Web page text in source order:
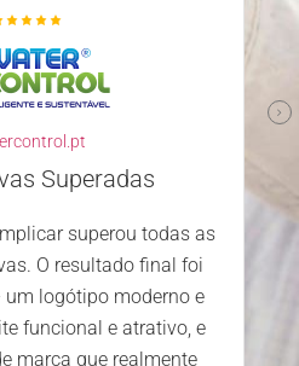
Superadas
superou todas as
O resultado final foi
logótipo moderno e
funcional e atrativo, e
marca que realmente